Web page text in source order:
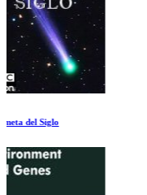
Que es una mujer